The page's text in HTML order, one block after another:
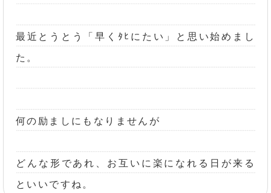
最近とうとう「早くﾀﾋにたい」と思い始めまし
た。
何の励ましにもなりませんが
どんな形であれ、お互いに楽になれる日が来る
といいですね。